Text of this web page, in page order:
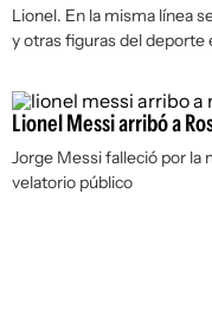
Lionel. En la misma línea
y otras figuras del deporte
Lionel Messi arribó a
Jorge Messi falleció por la
velatorio público